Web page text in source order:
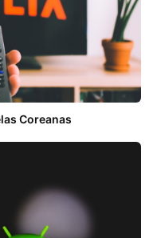
Coreanas